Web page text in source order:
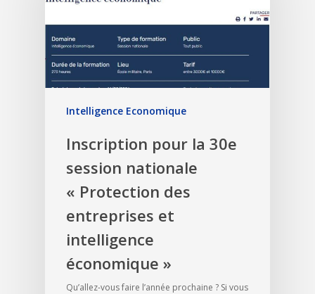
Intelligence Economique
Inscription pour la 30e
session nationale
« Protection des
entreprises et
intelligence
économique »
Qu’allez-vous faire l’année prochaine ? Si vous